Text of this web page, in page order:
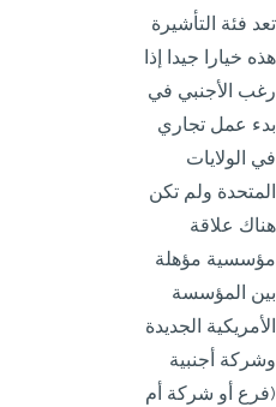
تعد فئة التأشيرة
هذه خيارا جيدا إذا
رغب الأجنبي في
بدء عمل تجاري
في الولايات
المتحدة ولم تكن
هناك علاقة
مؤسسية مؤهلة
بين المؤسسة
الأمريكية الجديدة
وشركة أجنبية
(فرع أو شركة أم